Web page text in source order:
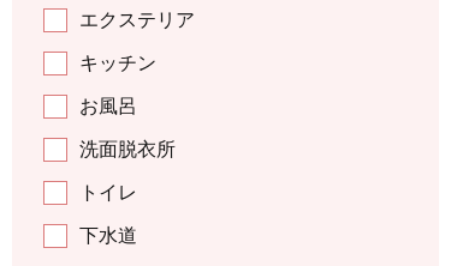
エクステリア
キッチン
お風呂
洗面脱衣所
トイレ
下水道